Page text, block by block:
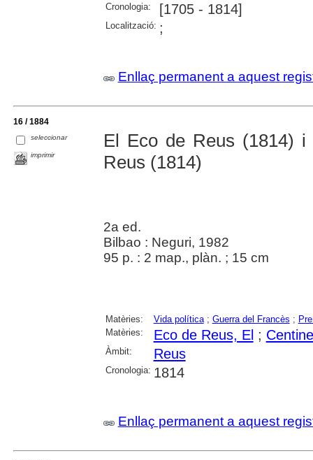
Cronologia: [1705 - 1814]
Localització: ;
Enllaç permanent a aquest
16 / 1884
seleccionar
imprimir
El Eco de Reus (1814)
Reus (1814)
2a ed.
Bilbao : Neguri, 1982
95 p. : 2 map., plàn. ; 15 cm
Matèries: Vida política; Guerra del Francès ;
Matèries:
Eco de Reus, El ;
Àmbit: Reus
Cronologia: 1814
Enllaç permanent a aquest